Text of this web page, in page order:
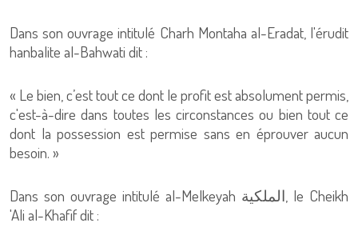
Dans son ouvrage intitulé Charh Montaha al-Eradat, l'érudit
hanbalite al-Bahwati dit :
« Le bien, c’est tout ce dont le profit est absolument permis,
c'est-à-dire dans toutes les circonstances ou bien tout ce
dont la possession est permise sans en éprouver aucun
besoin. »
Dans son ouvrage intitulé al-Melkeyah الملكية, le Cheikh
'Ali al-Khafif dit :